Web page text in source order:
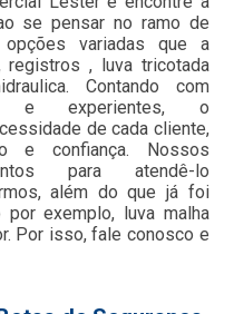
se pensar no ramo de
variadas que a
registros , luva tricotada
Contando com
e experientes, o
de cada cliente,
e confiança. Nossos
para atendê-lo
além do que já foi
exemplo, luva malha
Por isso, fale conosco e